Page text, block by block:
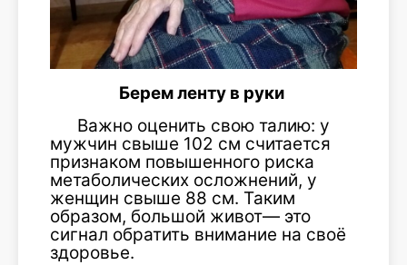
Берем ленту в руки
Важно оценить свою талию: у
мужчин свыше 102 см считается
признаком повышенного риска
метаболических осложнений, у
женщин свыше 88 см. Таким
образом, большой живот— это
сигнал обратить внимание на своё
здоровье.